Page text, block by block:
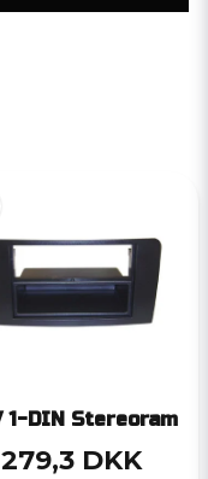
1-DIN Stereoram
279,3 DKK